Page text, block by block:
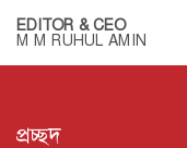
EDITOR & CEO
M M RUHUL AMIN
প্রচ্ছদ